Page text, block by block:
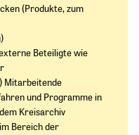
(Produkte, zum
Beteiligte wie
Mitarbeitende
und Programme in
Kreisarchiv
Bereich der